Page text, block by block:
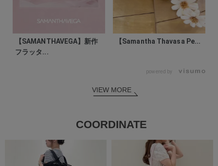
【SAMANTHAVEGA】新作
フラッタ...
【Samantha Thavasa Pe...
powered by
VIEW MORE
COORDINATE